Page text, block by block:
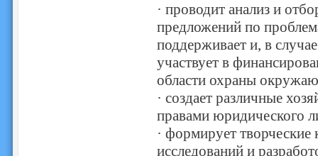
· проводит анализ и
предложений по
поддерживает и, в
участвует в
области охраны
· создает различные
правами юридического
· формирует творческие
исследований и